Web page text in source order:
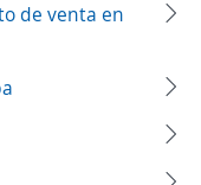
de venta en